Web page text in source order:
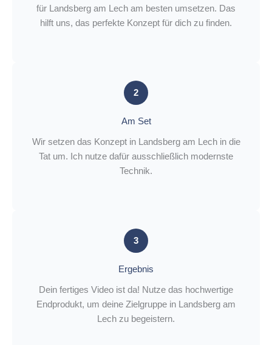
für Landsberg am Lech am besten umsetzen. Das
hilft uns, das perfekte Konzept für dich zu finden.
2
Am Set
Wir setzen das Konzept in Landsberg am Lech in die
Tat um. Ich nutze dafür ausschließlich modernste
Technik.
3
Ergebnis
Dein fertiges Video ist da! Nutze das hochwertige
Endprodukt, um deine Zielgruppe in Landsberg am
Lech zu begeistern.